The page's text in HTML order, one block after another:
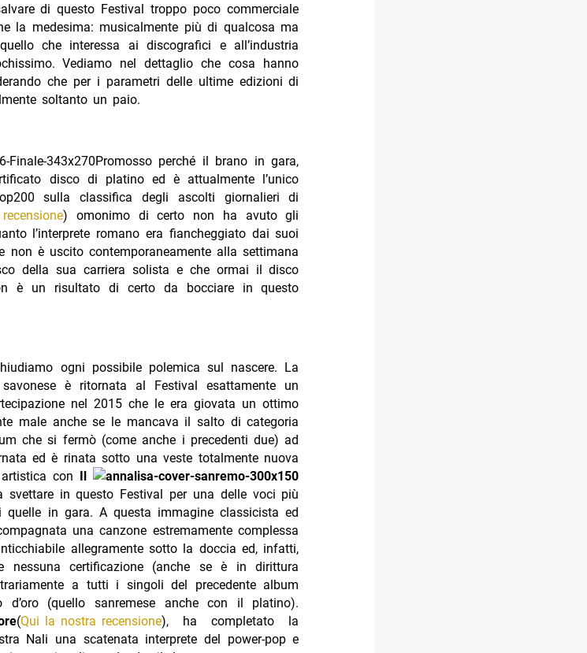
di questo Festival troppo poco commerciale
la medesima: musicalmente più di qualcosa ma
che interessa ai discografici e all’industria
Vediamo nel dettaglio che cosa hanno
che per i parametri delle ultime edizioni di
soltanto un paio.
Promosso perché il brano in gara,
disco di platino ed è attualmente l’unico
sulla classifica degli ascolti giornalieri di
) omonimo di certo non ha avuto gli
l’interprete romano era fiancheggiato dai suoi
non è uscito contemporaneamente alla settimana
della sua carriera solista e che ormai il disco
è un risultato di certo da bocciare in questo
ogni possibile polemica sul nascere. La
è ritornata al Festival esattamente un
nel 2015 che le era giovata un ottimo
male anche se le mancava il salto di categoria
che si fermò (come anche i precedenti due) ad
ed è rinata sotto una veste totalmente nuova
con Il
svettare in questo Festival per una delle voci più
quelle in gara. A questa immagine classicista ed
una canzone estremamente complessa
allegramente sotto la doccia ed, infatti,
certificazione (anche se è in dirittura
a tutti i singoli del precedente album
(quello sanremese anche con il platino).
(Qui la nostra recensione), ha completato la
Nali una scatenata interprete del power-pop e